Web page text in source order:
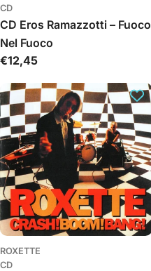
CD
CD Eros Ramazzotti – Fuoco
Nel Fuoco
Įprasta
€12,45
ROXETTE
CD